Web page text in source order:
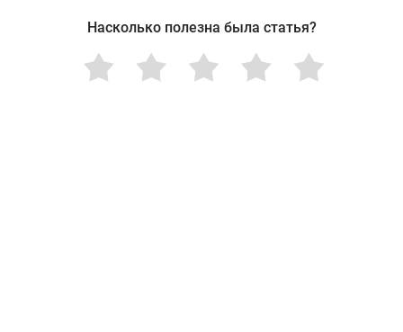
Насколько полезна была статья?